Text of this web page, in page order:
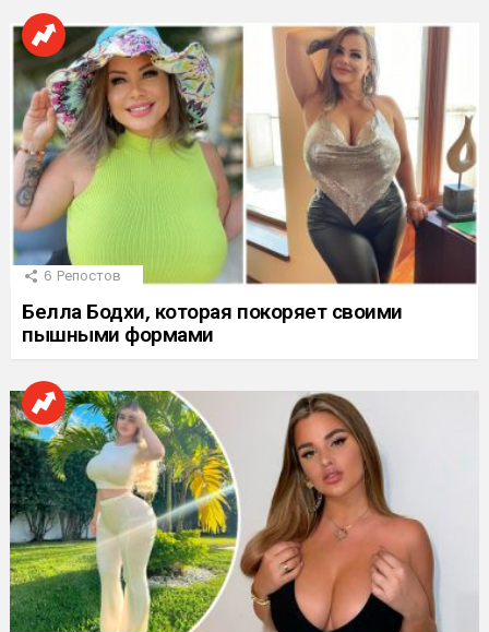
6 Репостов
Белла Бодхи, которая покоряет своими
пышными формами